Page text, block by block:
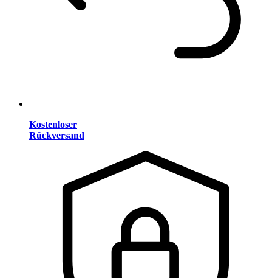
Kostenloser
Rückversand